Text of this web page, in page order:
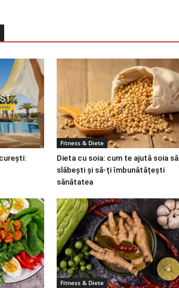
Fitness & Diete
Dieta cu soia: cum te ajută soia să
slăbești și să-ți îmbunătățești
sănătatea
Fitness & Diete